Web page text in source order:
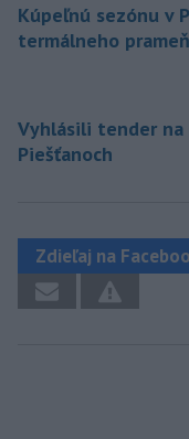
Kúpeľnú sezónu v
termálneho
Vyhlásili tender na
Piešťanoch
Zdieľaj na